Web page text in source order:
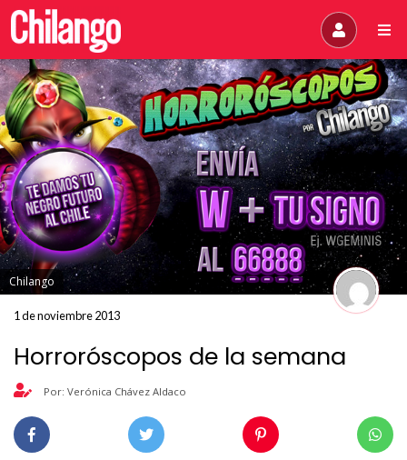
Chilango
1 de noviembre 2013
Horroróscopos de la semana
Por: Verónica Chávez Aldaco